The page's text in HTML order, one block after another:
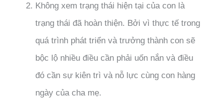
Không xem trạng thái hiện tại của con là
trạng thái đã hoàn thiện. Bởi vì thực tế trong
quá trình phát triển và trưởng thành con sẽ
bộc lộ nhiều điều cần phải uốn nắn và điều
đó cần sự kiên trì và nỗ lực cùng con hàng
ngày của cha mẹ.